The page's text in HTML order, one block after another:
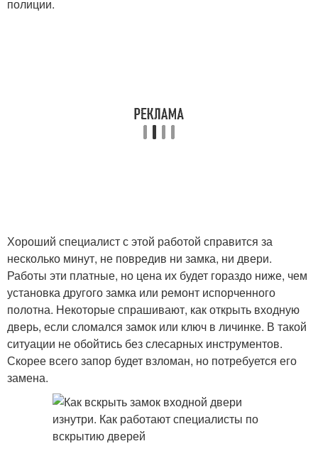
полиции.
Хороший специалист с этой работой справится за
несколько минут, не повредив ни замка, ни двери.
Работы эти платные, но цена их будет гораздо ниже, чем
установка другого замка или ремонт испорченного
полотна. Некоторые спрашивают, как открыть входную
дверь, если сломался замок или ключ в личинке. В такой
ситуации не обойтись без слесарных инструментов.
Скорее всего запор будет взломан, но потребуется его
замена.